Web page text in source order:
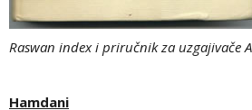
Raswan index i priručnik za uzgajivače
Hamdani